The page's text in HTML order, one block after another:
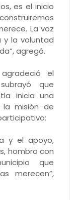
es el inicio
La voz
y la voluntad
agregó.
el
que
inicia una
misión de
y el apoyo,
hombro con
que
merecen”,